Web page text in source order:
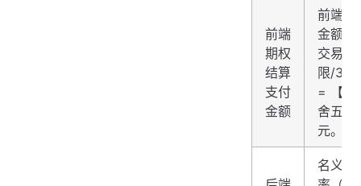
前端
期权
结算
支付
金额
前端期
金额 =
交易期
限/
= 【
舍五入
元。
名义本